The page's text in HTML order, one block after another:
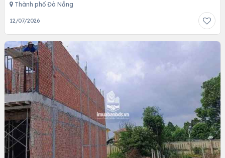
Thành phố Đà Nẵng
12/07/2026